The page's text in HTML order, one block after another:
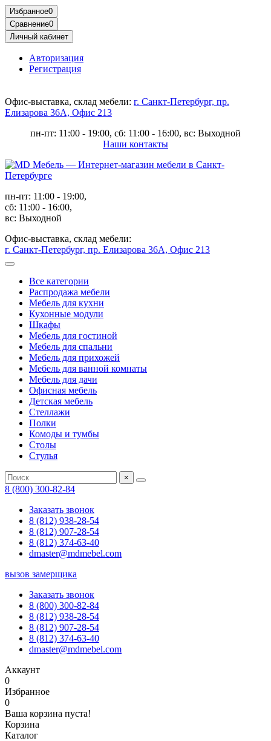
Избранное0
Сравнение0
Личный кабинет
Авторизация
Регистрация
Офис-выставка, склад мебели: г. Санкт-Петербург, пр.
Елизарова 36А, Офис 213
пн-пт: 11:00 - 19:00, сб: 11:00 - 16:00, вс: Выходной
Наши контакты
пн-пт: 11:00 - 19:00,
сб: 11:00 - 16:00,
вс: Выходной
Офис-выставка, склад мебели:
г. Санкт-Петербург, пр. Елизарова 36А, Офис 213
Все категории
Распродажа мебели
Мебель для кухни
Кухонные модули
Шкафы
Мебель для гостиной
Мебель для спальни
Мебель для прихожей
Мебель для ванной комнаты
Мебель для дачи
Офисная мебель
Детская мебель
Стеллажи
Полки
Комоды и тумбы
Столы
Стулья
×
8 (800) 300-82-84
Заказать звонок
8 (812) 938-28-54
8 (812) 907-28-54
8 (812) 374-63-40
dmaster@mdmebel.com
вызов замерщика
Заказать звонок
8 (800) 300-82-84
8 (812) 938-28-54
8 (812) 907-28-54
8 (812) 374-63-40
dmaster@mdmebel.com
Аккаунт
0
Избранное
0
Ваша корзина пуста!
Корзина
Каталог